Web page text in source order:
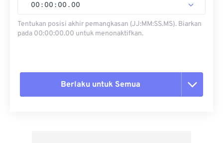
00 : 00 : 00 . 00
Tentukan posisi akhir pemangkasan (JJ:MM:SS.MS). Biarkan
pada 00:00:00.00 untuk menonaktifkan.
Berlaku untuk Semua